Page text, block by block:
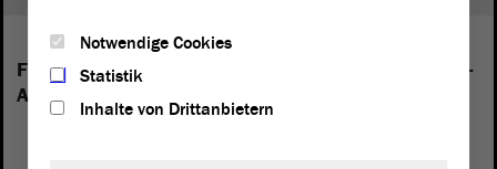
Folgende Fraktionen sind im Landtag von Sachsen-
Anhalt vertreten:
Notwendige Cookies
Statistik
Inhalte von Drittanbietern